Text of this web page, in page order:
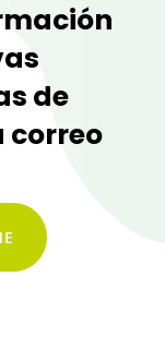
de
correo